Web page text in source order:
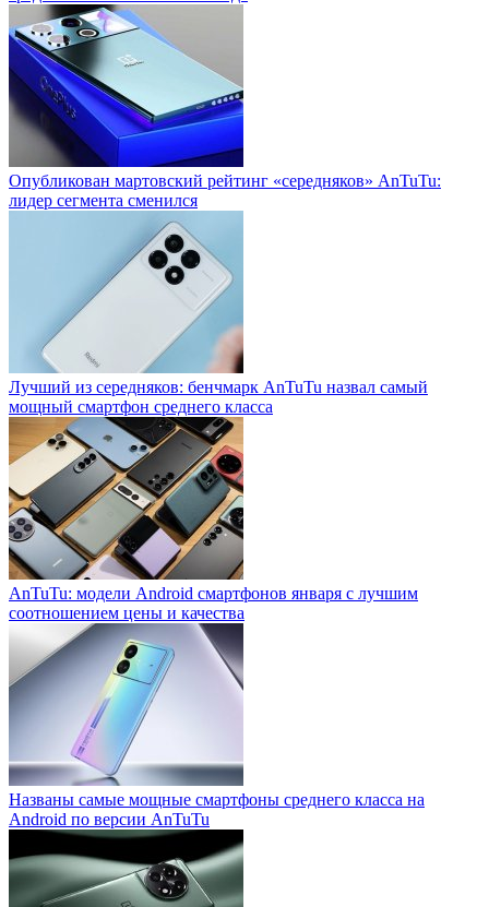
Опубликован мартовский рейтинг «середняков» AnTuTu:
лидер сегмента сменился
Лучший из середняков: бенчмарк AnTuTu назвал самый
мощный смартфон среднего класса
AnTuTu: модели Android смартфонов января с лучшим
соотношением цены и качества
Названы самые мощные смартфоны среднего класса на
Android по версии AnTuTu